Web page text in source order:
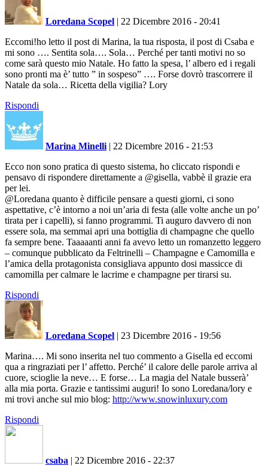
Loredana Scopel | 22 Dicembre 2016 - 20:41
Eccomi!ho letto il post di Marina, la tua risposta, il post di Csaba e
mi sono …. Sentita sola…. Sola… Perché per tanti motivi no so
come sarà questo mio Natale. Ho fatto la spesa, l’ albero ed i regali
sono pronti ma è’ tutto ” in sospeso” …. Forse dovrò trascorrere il
Natale da sola… Ricetta della vigilia? Lory
Rispondi
Marina Minelli | 22 Dicembre 2016 - 21:53
Ecco non sono pratica di questo sistema, ho cliccato rispondi e
pensavo di rispondere direttamente a @gisella, vabbè il grazie era
per lei.
@Loredana quanto è difficile pensare a questi giorni, ci sono
aspettative, c’è intorno a noi un’aria di festa (alle volte anche un po’
tirata per i capelli), si fanno programmi. Ti auguro davvero di non
essere sola, ma semmai apri una bottiglia di champagne che quello
fa sempre bene. Taaaaanti anni fa avevo letto un romanzetto leggero
– comunque pubblicato da Feltrinelli – Champagne e Camomilla e
l’amica della protagonista consigliava appunto dosi massicce di
camomilla per calmare le lacrime e champagne per tirarsi su.
Rispondi
Loredana Scopel | 23 Dicembre 2016 - 19:56
Marina…. Mi sono inserita nel tuo commento a Gisella ed eccomi
qua a ringraziati per l’ affetto. Perché’ il calore delle parole arriva al
cuore, scioglie la neve… E forse… La magia del Natale busserà’
alla mia porta. Grazie e tantissimi auguri! Io sono Loredana/lory e
mi trovi anche sul mio blog: http://www.snowinluxury.com
Rispondi
csaba | 22 Dicembre 2016 - 22:37